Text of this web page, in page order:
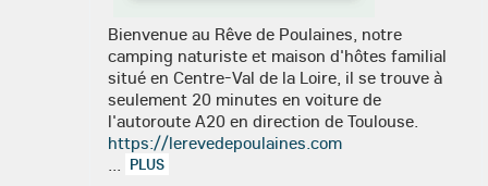
Bienvenue au Rêve de Poulaines, notre
camping naturiste et maison d'hôtes familial
situé en Centre-Val de la Loire, il se trouve à
seulement 20 minutes en voiture de
l'autoroute A20 en direction de Toulouse.
https://lerevedepoulaines.com
... PLUS